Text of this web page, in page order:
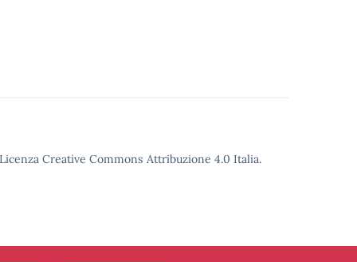
Creative Commons Attribuzione 4.0 Italia.